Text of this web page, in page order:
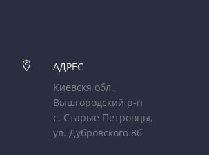

АДРЕС
Киевскя обл.,
Вышгородский р-н
с. Старые Петровцы,
ул. Дубровского 8б